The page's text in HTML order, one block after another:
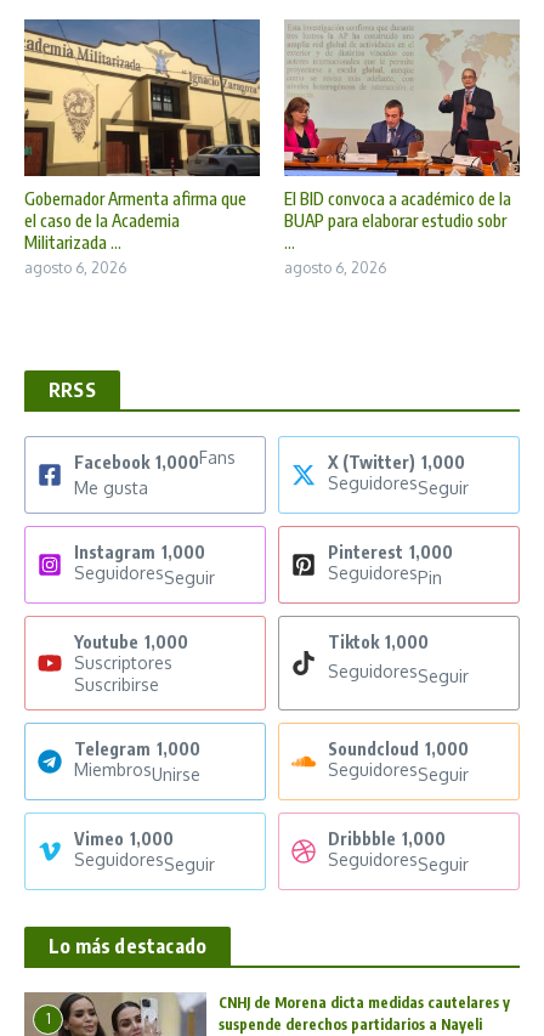
Gobernador Armenta afirma que
el caso de la Academia
Militarizada ...
agosto 6, 2026
El BID convoca a académico de la
BUAP para elaborar estudio sobr
...
agosto 6, 2026
RRSS
Facebook 1,000Fans
Me gusta
X (Twitter) 1,000
SeguidoresSeguir
Instagram 1,000
SeguidoresSeguir
Pinterest 1,000
SeguidoresPin
Youtube 1,000
Suscriptores
Suscribirse
Tiktok 1,000
SeguidoresSeguir
Telegram 1,000
MiembrosUnirse
Soundcloud 1,000
SeguidoresSeguir
Vimeo 1,000
SeguidoresSeguir
Dribbble 1,000
SeguidoresSeguir
Lo más destacado
1
CNHJ de Morena dicta medidas cautelares y
suspende derechos partidarios a Nayeli